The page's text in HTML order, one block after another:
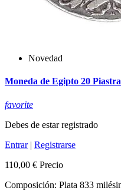
Novedad
Moneda de Egipto 20
favorite
Debes de estar registrado
Entrar| Registrarse
110,00 € Precio
Composición: Plata 833